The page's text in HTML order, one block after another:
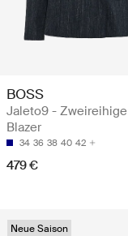
BOSS
Jaleto9 - Zweireihige
Blazer
34 36 38 40 42
479 €
Neue Saison